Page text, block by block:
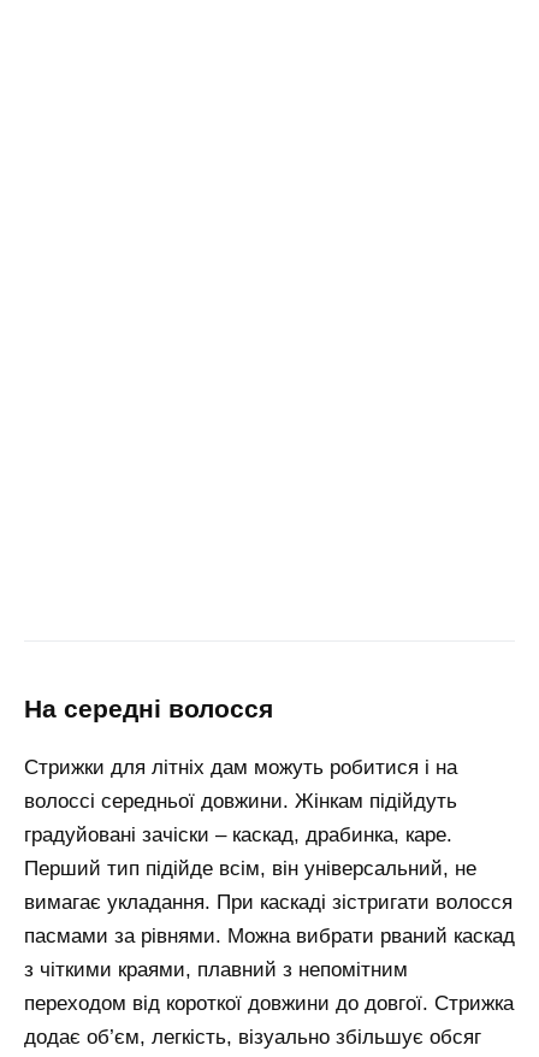
на середні волосся
Стрижки для літніх дам можуть робитися і на
волоссі середньої довжини. Жінкам підійдуть
градуйовані зачіски – каскад, драбинка, каре.
Перший тип підійде всім, він універсальний, не
вимагає укладання. При каскаді зістригати волосся
пасмами за рівнями. Можна вибрати рваний каскад
з чіткими краями, плавний з непомітним
переходом від короткої довжини до довгої. Стрижка
додає об’єм, легкість, візуально збільшує обсяг